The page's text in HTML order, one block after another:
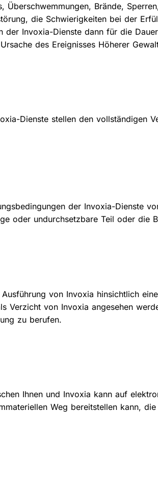
Überschwemmungen, Brände,
die Schwierigkeiten bei der
der Invoxia-Dienste dann für die
des Ereignisses Höherer
Dienste stellen den
der Invoxia-Dienste
oder undurchsetzbare Teil oder die
von Invoxia hinsichtlich
Verzicht von Invoxia angesehen
zu berufen.
Ihnen und Invoxia kann auf
Weg bereitstellen kann,